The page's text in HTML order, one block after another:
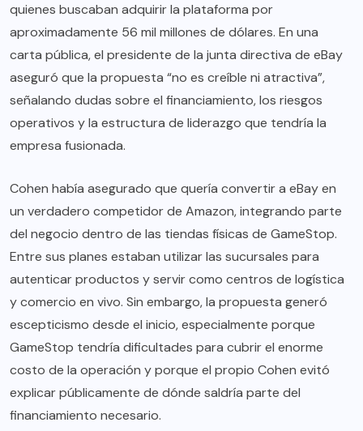
quienes buscaban adquirir la plataforma por
aproximadamente 56 mil millones de dólares. En una
carta pública, el presidente de la junta directiva de eBay
aseguró que la propuesta “no es creíble ni atractiva”,
señalando dudas sobre el financiamiento, los riesgos
operativos y la estructura de liderazgo que tendría la
empresa fusionada.
Cohen había asegurado que quería convertir a eBay en
un verdadero competidor de Amazon, integrando parte
del negocio dentro de las tiendas físicas de GameStop.
Entre sus planes estaban utilizar las sucursales para
autenticar productos y servir como centros de logística
y comercio en vivo. Sin embargo, la propuesta generó
escepticismo desde el inicio, especialmente porque
GameStop tendría dificultades para cubrir el enorme
costo de la operación y porque el propio Cohen evitó
explicar públicamente de dónde saldría parte del
financiamiento necesario.